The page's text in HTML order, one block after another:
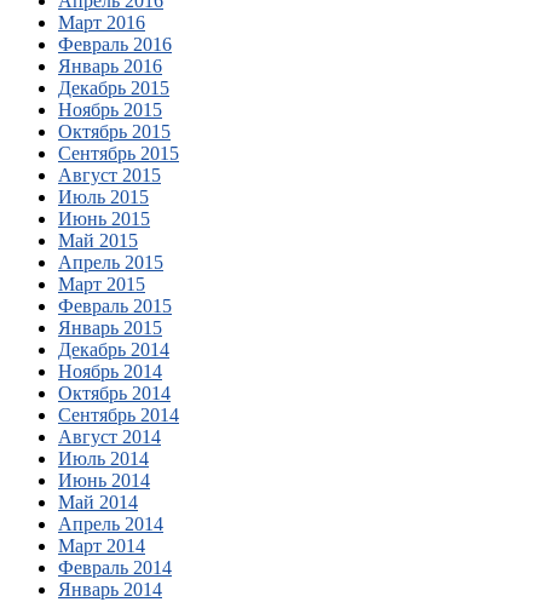
Март 2016
Февраль 2016
Январь 2016
Декабрь 2015
Ноябрь 2015
Октябрь 2015
Сентябрь 2015
Август 2015
Июль 2015
Июнь 2015
Май 2015
Апрель 2015
Март 2015
Февраль 2015
Январь 2015
Декабрь 2014
Ноябрь 2014
Октябрь 2014
Сентябрь 2014
Август 2014
Июль 2014
Июнь 2014
Май 2014
Апрель 2014
Март 2014
Февраль 2014
Январь 2014